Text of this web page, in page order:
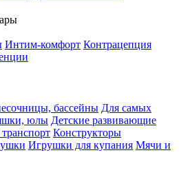
Интим-комфорт Контрацепция
бассейны Для самых
юлы Детские развивающие
Конструкторы
Игрушки для купания Мячи и